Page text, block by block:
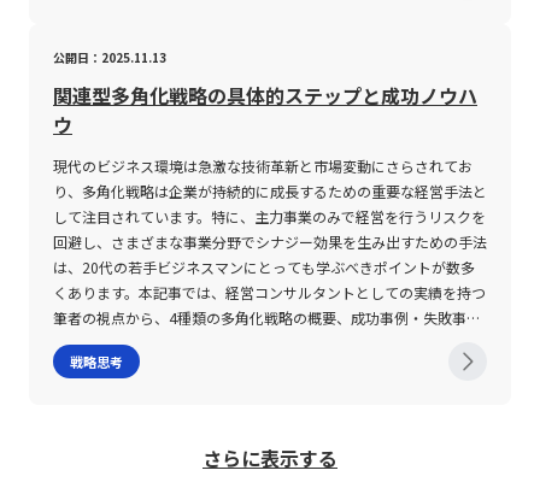
発参入など、集中戦略には克服すべき課題も内包しています。 こ
れらのリスクを適切にマネジメントするためには、定期的な市場分
析、ユーザーとの密なコミュニケーション、そして経営資源の柔軟
な配分が不可欠です。また、戦略の実施にあたっては、一時的な成
果だけでなく、長期的な視点に立った事業の継続性と成長性を念頭
に置くことが重要です。近年のDX化やデジタル技術の進展は、集
中戦略の実行をより高度かつ迅速に行う上での大きな後押しとなっ
ており、これからの時代においては、データに基づく客観的な意思
決定と動的な戦略修正がカギとなるでしょう。 総括すると、集中
戦略は競争が激化する現代のビジネス環境において、限られた資源
を有効に活用し、ニッチ市場で独自の優位性を築くための有力な手
入といったリスクが伴います。したがって、経営者およびビジネス
な応用力といった優れた能力を秘めていることを解説してきた。
ゆっくり型の思考は、情報を単に受動的に処理するのではなく、背
景や文脈を含めた業務全体の把握につながり、戦略立案や専門分野
における問題解決能力として大きく寄与する。 また、理解に時間
がかかる人が職場で直面する誤解や評価の低さは、適切なコミュニ
ケーション手法や事前準備、情報整理の工夫によって十分に改善可
能である。 現代のビジネス環境では、スピードだけを重視するの
ではなく、多様な認知プロセスを尊重し、それぞれの強みを活かす
ことが求められている。 ゆっくり型の思考が持つ「本質を捉える
力」は、単なる業務の効率化だけでなく、組織全体の意思決定の質
を向上させる重要な要素となる。 そのため、自己のペースを否定
期的に見た場合の大きな成果につながる。 最後に、理解の速さに
手ビジネスマンにとって、自己の強みを再認識し、今後のキャリア
能性、そしてプロジェクトの実施期間など、各評価領域について明
確な基準や目標値を事前に設定することが不可欠である。 次に、
フィジビリティの評価は静的なものではなく、事業環境や市場動向
の変化に伴い、継続的な見直しが必要である場合が多い。例えば、
初期段階で市場が好調であったプロジェクトも、後に法規制の強化
や技術革新の波により、当初の評価が大きく変わる可能性がある。
そのため、定期的な再評価を通じて、プロジェクトの進捗状況や市
場環境の変化に迅速に対応することが求められる。 さらに、フィ
ジビリティスタディは内部チームだけで実施するのではなく、外部
の専門家の意見や第三者による客観的な視点を取り入れることが重
要である。企業の内部に存在するバイアスや過信が、評価結果を歪
判断材料を確保することが望ましい。 また、フィジビリティの結
かを示すことで、説得力のある報告書の作成につながる。 さら
なランク分けを通して各グループごとの特性や対策を明確にする点
に特徴があります。そのため、分析目的に応じてこれらの手法を使
い分けることが、経営判断の精度を高めるうえで極めて重要です。
さらに、ABC分析は一度の実施で完全な答えを導き出すものではな
く、定期的な見直しや更新が必要です。市場環境や顧客行動は変動
するため、分析結果も時と共に変動します。若手ビジネスマンは、
これらの注意点を踏まえた上で、ABC分析を戦略的に活用し、定期
的なデータのアップデートや結果の精査を怠らないよう留意すべき
です。また、ABC分析の実行手順としては、以下の各ステップが挙
げられます。1. データ収集：正確な情報源から最新データを取得
2. 累積比率の計算：各項目の貢献度比率を算出3. ランク分け：
策の策定この4ステップを踏むことで、ABC分析は単なる数値の分
理、販売戦略、顧客管理の各分野において、ABC分析の適用は、現
れにより、経営課題の早期発見および解決が図られ、短期間で事業
の軌道修正を実現する。たとえば、ベンチャーキャピタルが投資先
企業に対して、経営経験豊かな役員を派遣するケースが挙げられ
る。 一方、IT分野のハンズオン研修では、理論や概念の学習と併
せて、プログラミング、システム構築、クラウドサービスの運用な
ど実践的な作業を通して技術力を高める。研修参加者は、自身の手
で実際のツールやシステムを操作し、トラブルシューティングを経
験することによって、単なる知識習得に留まらない実務力の育成が
進む。 また、行政や公的機関においても、ハンズオンの手法が取
り入れられるケースが増えている。中小企業の経営改善を目的とし
た専門家派遣制度や、地方自治体が実施する支援プログラムでは、
現場の実情を把握しながら組織全体に対するサポートが行われる。
このような支援は、企業内だけでなく、地域経済全体の活性化に寄
解決が期待できるため、投資の回収期間を縮めたり、組織改革にお
レックス・オスターワルダーとイヴ・ピニュールによって開発され
た、ビジネスの主要な構造要素を一枚の図に整理するためのフレー
ムワークです。 この手法は、顧客セグメント、価値提案、キーリ
ソース、キーアクティビティ、主要なパートナー、顧客との関係、
チャネル、コスト構造、そして収益の流れという9つの要素に分解
され、これらを明確に視覚化することで、複雑なビジネスプロセス
や市場環境をシンプルに捉えることが可能となります。 ビジネス
モデルキャンバスは、新規事業の立ち上げのみならず、既存事業の
改善や競合他社との比較においても有用です。その構造化手法によ
り、自社の強みや弱点、そして市場機会を直感的に把握することが
でき、戦略的意思決定の土台となる情報を的確に抽出することが期
待されます。 特に若手ビジネスマンにとっては、ビジネス全体を
俯瞰し、意思決定の根拠を示す「設計図」としての役割を担ってい
り入れた継続的な改善が挙げられ、いわば仮説検証型のアプローチ
公開日：2025.11.13
関連型多角化戦略の具体的ステップと成功ノウハ
ウ
現代のビジネス環境は急激な技術革新と市場変動にさらされてお
り、多角化戦略は企業が持続的に成長するための重要な経営手法と
して注目されています。特に、主力事業のみで経営を行うリスクを
回避し、さまざまな事業分野でシナジー効果を生み出すための手法
は、20代の若手ビジネスマンにとっても学ぶべきポイントが数多
くあります。本記事では、経営コンサルタントとしての実績を持つ
筆者の視点から、4種類の多角化戦略の概要、成功事例・失敗事
例、そして戦略を実行する際の注意点について詳しく解説します。
多角化戦略とは 多角化戦略とは、従来の主力事業とは異なる市場
は、新製品や新サービスの投入、市場のセグメント分割、あるいは
戦略思考
さらに表示する